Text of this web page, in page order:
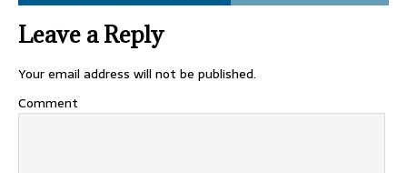
Leave a Reply
Your email address will not be published.
Comment